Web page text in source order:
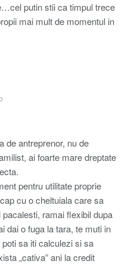
putin stii ca timpul trece
mai mult de momentul in
de antreprenor, nu de
ai foarte mare dreptate
pentru utilitate proprie
cu o cheltuiala care sa
ramai flexibil dupa
dai o fuga la tara, te muti in
sa iti calculezi si sa
„cativa” ani la credit